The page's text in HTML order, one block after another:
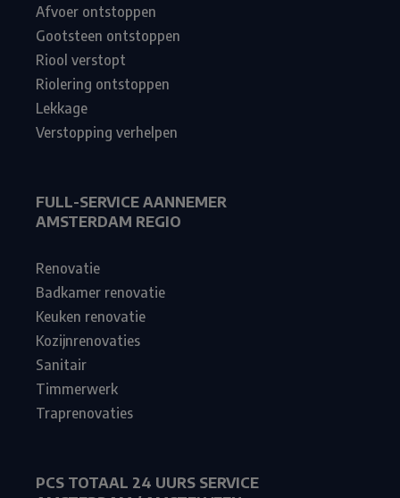
Afvoer ontstoppen
Gootsteen ontstoppen
Riool verstopt
Riolering ontstoppen
Lekkage
Verstopping verhelpen
FULL-SERVICE AANNEMER
AMSTERDAM REGIO
Renovatie
Badkamer renovatie
Keuken renovatie
Kozijnrenovaties
Sanitair
Timmerwerk
Traprenovaties
PCS TOTAAL 24 UURS SERVICE